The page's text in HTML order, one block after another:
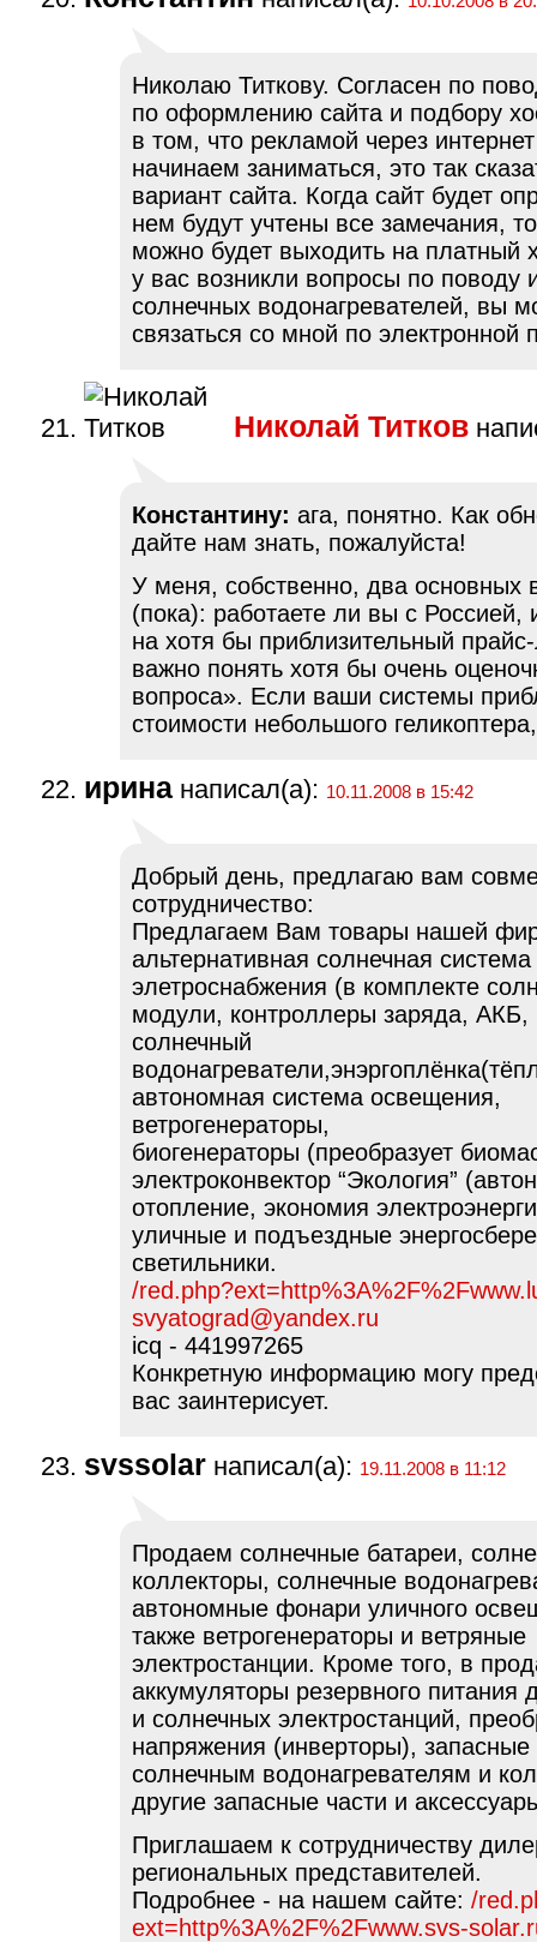
Николаю Титкову. Согласен по
по оформлению сайта и подбору
в том, что рекламой через
начинаем заниматься, это так
вариант сайта. Когда сайт будет
нем будут учтены все замечания,
можно будет выходить на платный
у вас возникли вопросы по поводу
солнечных водонагревателей, вы
связаться со мной по электронной
Николай Титков
Константину: ага, понятно. Как
дайте нам знать, пожалуйста!
У меня, собственно, два основных
(пока): работаете ли вы с Россией,
на хотя бы приблизительный
важно понять хотя бы очень
вопроса». Если ваши системы
стоимости небольшого
ирина написал(а): 10.11.2008 в 15:42
Добрый день, предлагаю вам
сотрудничество:
Предлагаем Вам товары нашей
альтернативная солнечная система
элетроснабжения (в комплекте
модули, контроллеры заряда, АКБ,
солнечный
автономная система освещения,
ветрогенераторы,
биогенераторы (преобразует
электроконвектор “Экология”
отопление, экономия
уличные и подъездные
светильники.
/
svyatograd@yandex.ru
icq - 441997265
Конкретную информацию могу
вас заинтерисует.
svssolar написал(а): 19.11.2008 в 11:12
Продаем солнечные батареи,
коллекторы, солнечные
автономные фонари уличного
также ветрогенераторы и ветряные
электростанции. Кроме того, в
аккумуляторы резервного питания
и солнечных электростанций,
напряжения (инверторы), запасные
солнечным водонагревателям и
другие запасные части и
Приглашаем к сотрудничеству
региональных представителей.
Подробнее - на нашем сайте: /
ext=http%3A%2F%2Fwww.svs-